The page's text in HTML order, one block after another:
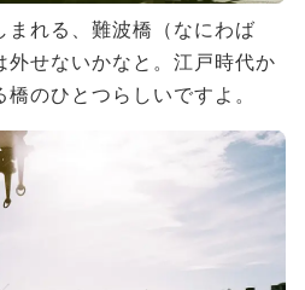
まれる、難波橋（なにわば
外せないかなと。江戸時代か
のひとつらしいですよ。